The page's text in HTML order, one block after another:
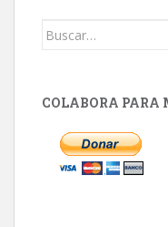
Buscar:
COLABORA PARA